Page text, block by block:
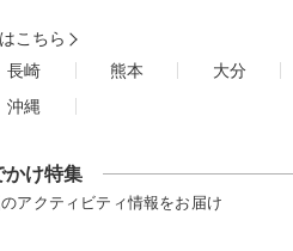
こちら
長崎 熊本
大分
沖縄
かけ特集
アクティビティ情報をお届け